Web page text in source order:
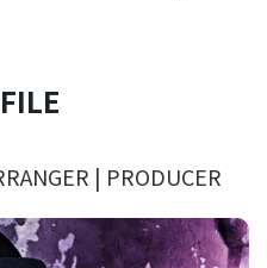
| PRODUCER